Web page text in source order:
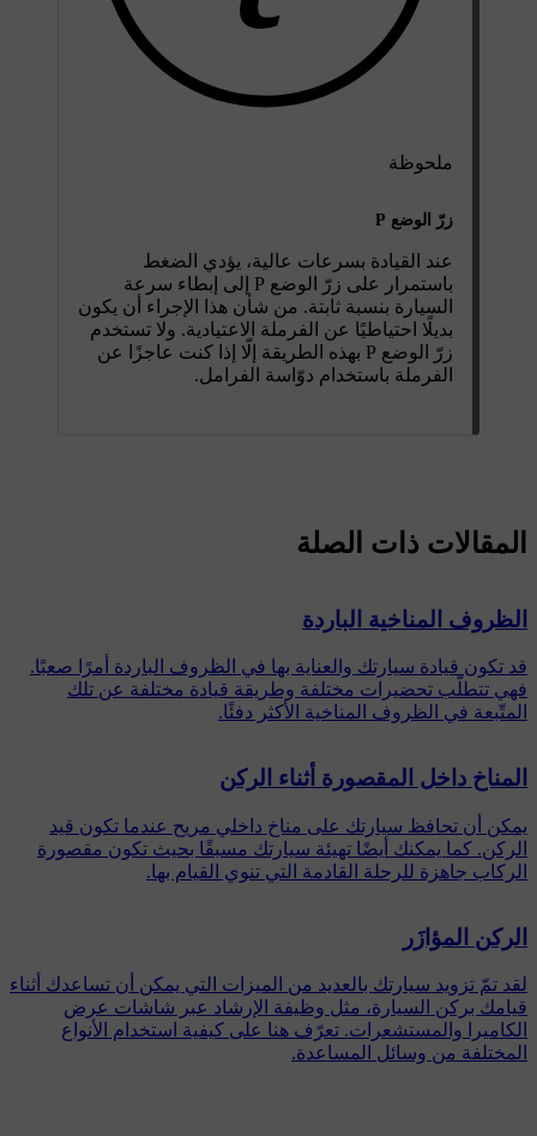
ملحوظة
زرّ الوضع P
عند القيادة بسرعات عالية، يؤدي الضغط
باستمرار على زرّ الوضع P إلى إبطاء سرعة
السيارة بنسبة ثابتة. من شأن هذا الإجراء أن يكون
بديلًا احتياطيًا عن الفرملة الاعتيادية. ولا تستخدم
زرّ الوضع P بهذه الطريقة إلّا إذا كنت عاجزًا عن
الفرملة باستخدام دوّاسة الفرامل.
المقالات ذات الصلة
الظروف المناخية الباردة
قد تكون قيادة سيارتك والعناية بها في الظروف الباردة أمرًا صعبًا.
فهي تتطلّب تحضيرات مختلفة وطريقة قيادة مختلفة عن تلك
المتّبعة في الظروف المناخية الأكثر دفئًا.
المناخ داخل المقصورة أثناء الركن
يمكن أن تحافظ سيارتك على مناخ داخلي مريح عندما تكون قيد
الركن. كما يمكنك أيضًا تهيئة سيارتك مسبقًا بحيث تكون مقصورة
الركاب جاهزة للرحلة القادمة التي تنوي القيام بها.
الركن المؤازَر
لقد تمّ تزويد سيارتك بالعديد من الميزات التي يمكن أن تساعدك أثناء
قيامك بركن السيارة، مثل وظيفة الإرشاد عبر شاشات عرض
الكاميرا والمستشعرات. تعرّف هنا على كيفية استخدام الأنواع
المختلفة من وسائل المساعدة.